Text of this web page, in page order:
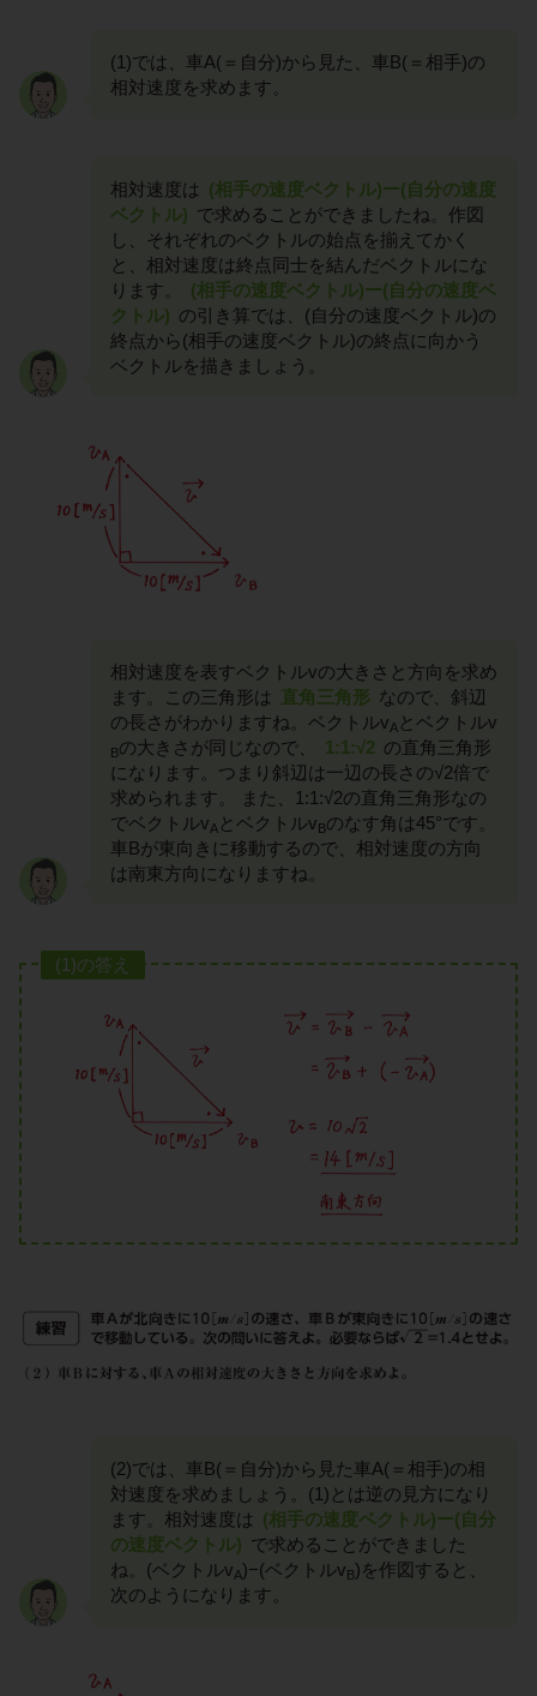
(1)では、車A(＝自分)から見た、車B(＝相手)の
相対速度を求めます。
相対速度は (相手の速度ベクトル)ー(自分の速度
ベクトル) で求めることができましたね。作図
し、それぞれのベクトルの始点を揃えてかく
と、相対速度は終点同士を結んだベクトルにな
ります。
(相手の速度ベクトル)ー(自分の速度ベ
クトル) の引き算では、(自分の速度ベクトル)の
終点から(相手の速度ベクトル)の終点に向かう
ベクトルを描きましょう。
相対速度を表すベクトルvの大きさと方向を求め
ます。この三角形は 直角三角形 なので、斜辺
の長さがわかりますね。ベクトルvA とベクトルv
Bの大きさが同じなので、 1:1:√2 の直角三角形
になります。つまり斜辺は一辺の長さの√2倍で
求められます。 また、1:1:√2の直角三角形なの
でベクトルvA とベクトルvBのなす角は45°です。
車Bが東向きに移動するので、相対速度の方向
は南東方向になりますね。
(1)の答え
(2)では、車B(＝自分)から見た車A(＝相手)の相
対速度を求めましょう。(1)とは逆の見方になり
ます。相対速度は (相手の速度ベクトル)ー(自分
の速度ベクトル) で求めることができました
ね。(ベクトルvA)−(ベクトルv B)を作図すると、
次のようになります。